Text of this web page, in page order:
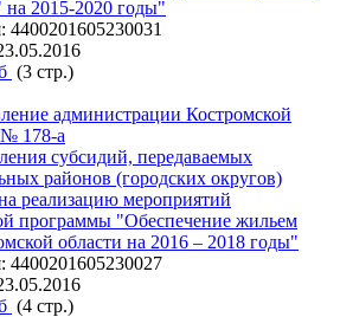
2015-2020 годы"
4400201605230031
(3 стр.)
администрации Костромской
№ 178-а
субсидий, передаваемых
районов (городских округов)
реализацию мероприятий
программы "Обеспечение жильем
области на 2016 – 2018 годы"
4400201605230027
(4 стр.)